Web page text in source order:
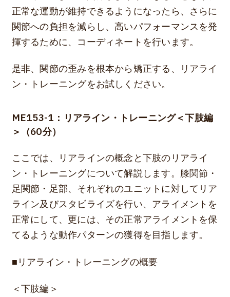
正常な運動が維持できるようになったら、さらに
関節への負担を減らし、高いパフォーマンスを発
揮するために、コーディネートを行います。
是非、関節の歪みを根本から矯正する、リアライ
ン・トレーニングをお試しください。
ME153-1：リアライン・トレーニング＜下肢編
＞（60分）
ここでは、リアラインの概念と下肢のリアライ
ン・トレーニングについて解説します。膝関節・
足関節・足部、それぞれのユニットに対してリア
ライン及びスタビライズを行い、アライメントを
正常にして、更には、その正常アライメントを保
てるような動作パターンの獲得を目指します。
■リアライン・トレーニングの概要
＜下肢編＞